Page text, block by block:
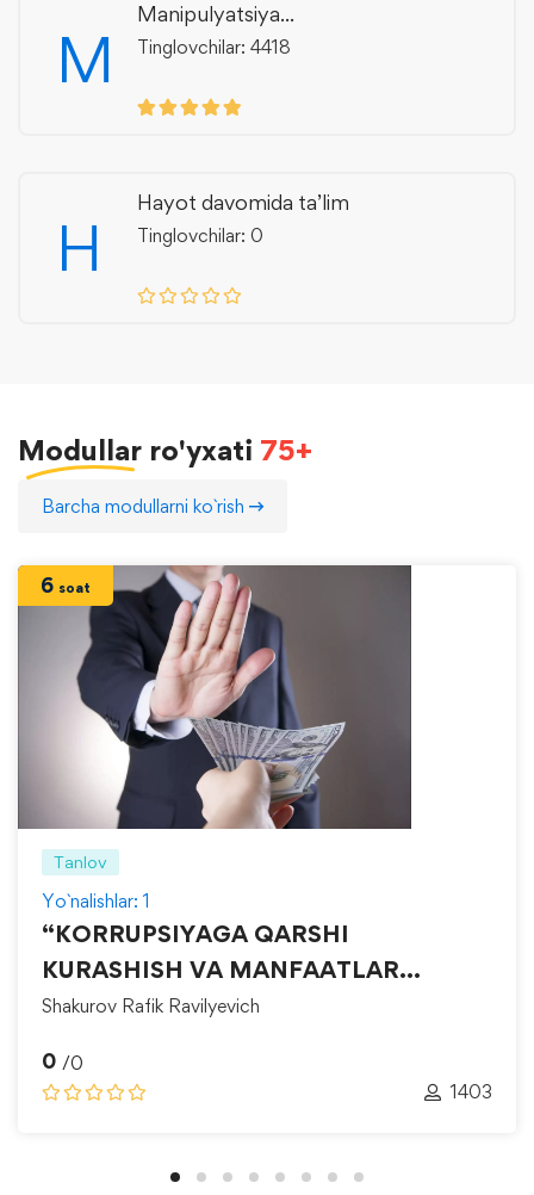
M
Manipulyatsiya...
Tinglovchilar: 4418
H
Hayot davomida ta’lim
Tinglovchilar: 0
Modullar ro'yxati 75+
Barcha modullarni ko`rish
6 soat
Tanlov
Yo`nalishlar: 1
“KORRUPSIYAGA QARSHI
KURASHISH VA MANFAATLAR
TO‘QNASHUVINI BOSHQARISH”
Shakurov Rafik Ravilyevich
0 /0
1403